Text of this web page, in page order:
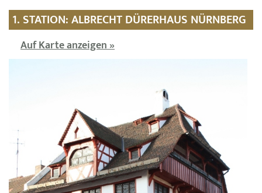
1. STATION: ALBRECHT DÜRERHAUS NÜRNBERG
Auf Karte anzeigen »